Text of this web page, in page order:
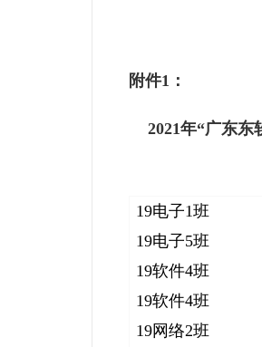
附件1：
2021年“广东东
19电子1班
19电子5班
19软件4班
19软件4班
19网络2班